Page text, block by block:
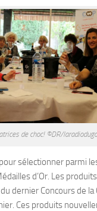
de choc! ©DR/
sélectionner parmi
d’Or. Les
dernier Concours de la
Ces produits